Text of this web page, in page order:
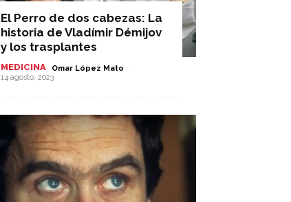
El Perro de dos cabezas: La
historia de Vladímir Démijov
y los trasplantes
MEDICINA Omar López Mato -
14 agosto, 2023